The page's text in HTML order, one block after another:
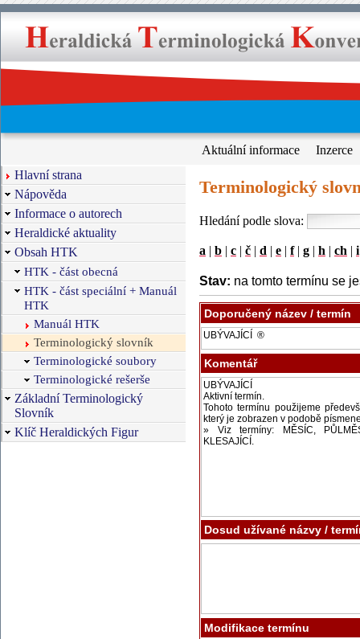
Aktuální informace
Inzerce
Hlavní strana
Nápověda
Informace o autorech
Heraldické aktuality
Obsah HTK
HTK - část obecná
HTK - část speciální + Manuál
HTK
Manuál HTK
Terminologický slovník
Terminologické soubory
Terminologické rešerše
Základní Terminologický
Slovník
Klíč Heraldických Figur
Terminologický
Hledání podle slova:
a | b | c | č | d | e | f| g | h | ch | i
Stav: na tomto termínu se
Doporučený název / termín
Komentář
Dosud užívané názvy /
Modifikace termínu